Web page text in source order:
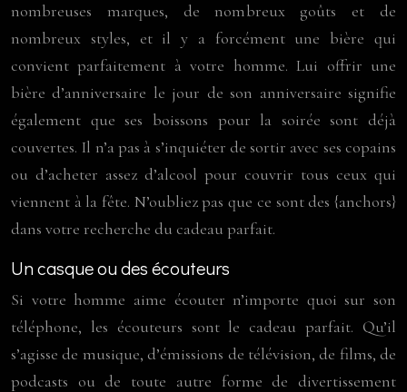
nombreuses marques, de nombreux goûts et de
nombreux styles, et il y a forcément une bière qui
convient parfaitement à votre homme. Lui offrir une
bière d’anniversaire le jour de son anniversaire signifie
également que ses boissons pour la soirée sont déjà
couvertes. Il n’a pas à s’inquiéter de sortir avec ses copains
ou d’acheter assez d’alcool pour couvrir tous ceux qui
viennent à la fête. N’oubliez pas que ce sont des {anchors}
dans votre recherche du cadeau parfait.
Un casque ou des écouteurs
Si votre homme aime écouter n’importe quoi sur son
téléphone, les écouteurs sont le cadeau parfait. Qu’il
s’agisse de musique, d’émissions de télévision, de films, de
podcasts ou de toute autre forme de divertissement